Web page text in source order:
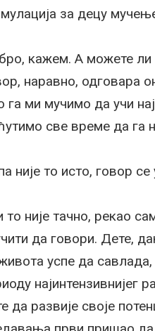
за децу
кажем. А можете ли
наравно, одговара
га ми мучимо да учи
све време да га
није то исто, говор
то није тачно, рекао
да говори. Дете,
успе да
најинтензивнијег
да развије своје